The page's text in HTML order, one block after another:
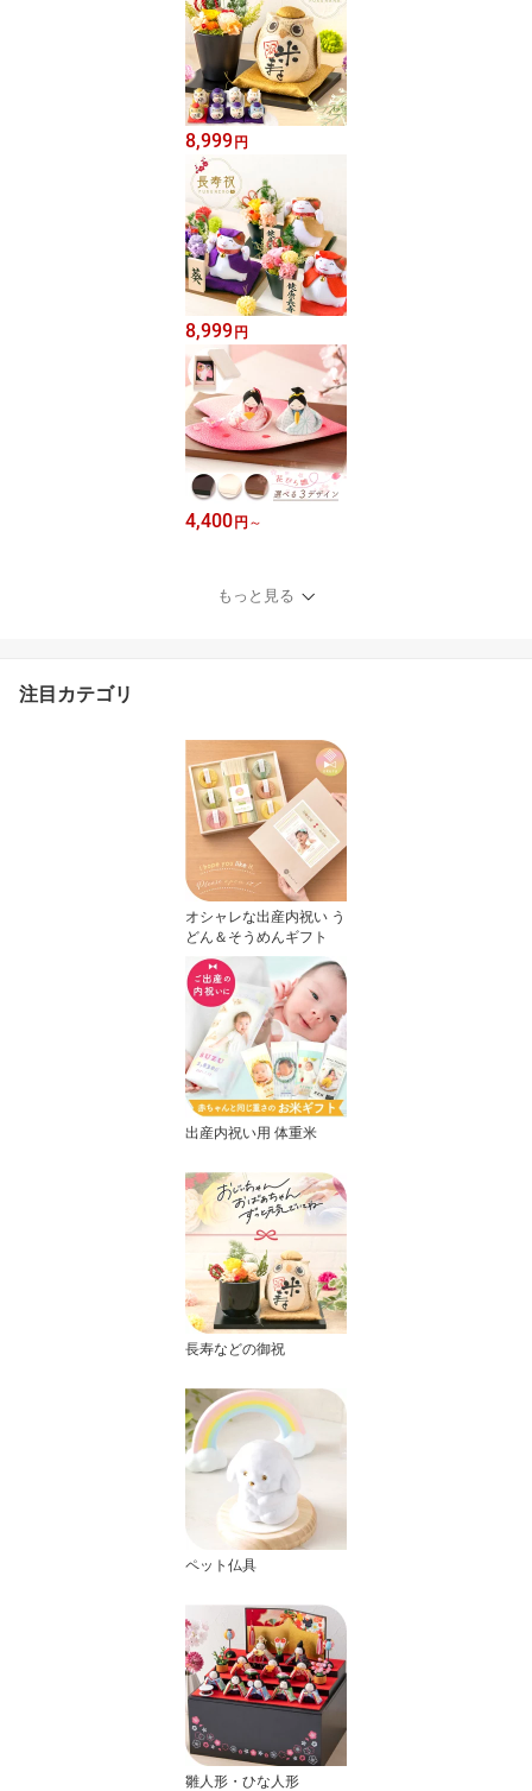
8,999円
8,999円
4,400円 ～
もっと見る
注目カテゴリ
オシャレな出産内祝い う
どん＆そうめんギフト
出産内祝い用 体重米
長寿などの御祝
ペット仏具
雛人形・ひな人形